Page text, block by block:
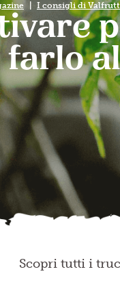
I consigli di
farlo
Scopri tutti i